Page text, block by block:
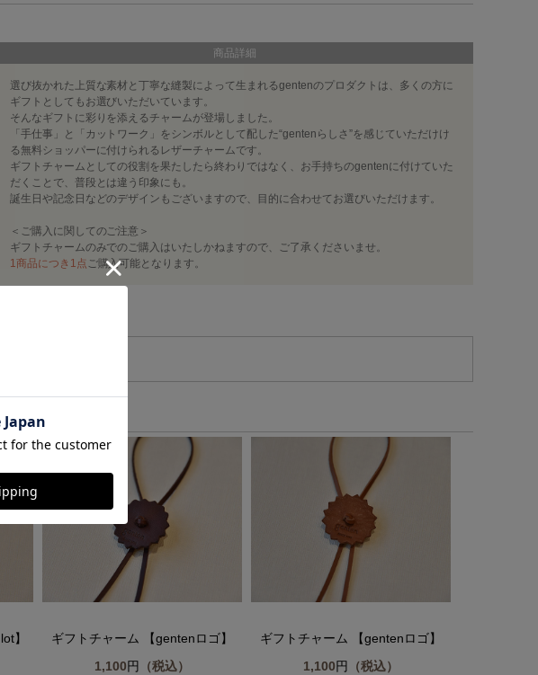
商品詳細
選び抜かれた上質な素材と丁寧な縫製によって生まれるgentenのプロダクトは、多くの方に
ギフトとしてもお選びいただいています。
そんなギフトに彩りを添えるチャームが登場しました。
「手仕事」と「カットワーク」をシンボルとして配した“gentenらしさ”を感じていただけけ
る無料ショッパーに付けられるレザーチャームです。
ギフトチャームとしての役割を果たしたら終わりではなく、お手持ちのgentenに付けていた
だくことで、普段とは違う印象にも。
誕生日や記念日などのデザインもございますので、目的に合わせてお選びいただけます。
＜ご購入に関してのご注意＞
ギフトチャームのみでのご購入はいたしかねますので、ご了承くださいませ。
1商品につき1点ご購入可能となります。
】
ギフトチャーム 【gentenロゴ】
1,100円 （税込）
ギフトチャーム 【gentenロゴ】
1,100円 （税込）